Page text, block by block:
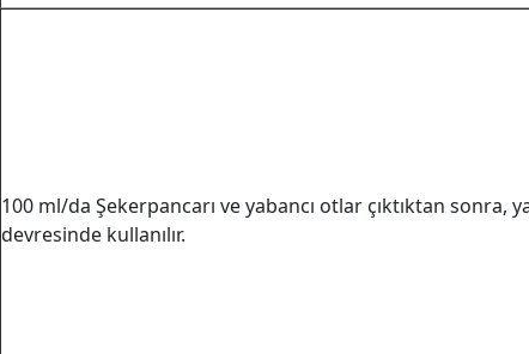
100 ml/da Şekerpancarı ve yabancı otlar çıktıktan sonra,
devresinde kullanılır.